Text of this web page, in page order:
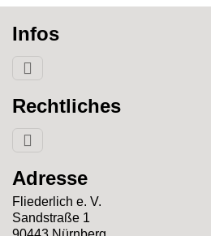
Infos
Rechtliches
Adresse
Fliederlich e. V.
Sandstraße 1